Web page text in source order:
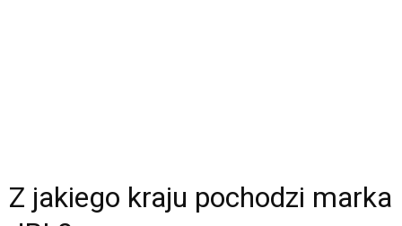
Z jakiego kraju pochodzi marka